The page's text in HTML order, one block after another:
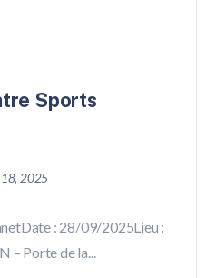
Sports
18, 2025
: 28/09/2025Lieu :
– Porte de la...